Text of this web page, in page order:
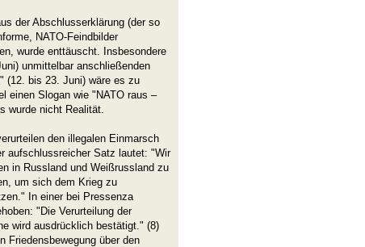
der Abschlusserklärung (der so
NATO-Feindbilder
wurde enttäuscht. Insbesondere
unmittelbar anschließenden
(12. bis 23. Juni) wäre es zu
einen Slogan wie "NATO raus –
wurde nicht Realität.
den illegalen Einmarsch
aufschlussreicher Satz lautet: "Wir
in Russland und Weißrussland zu
um sich dem Krieg zu
In einer bei Pressenza
"Die Verurteilung der
wird ausdrücklich bestätigt." (8)
Friedensbewegung über den